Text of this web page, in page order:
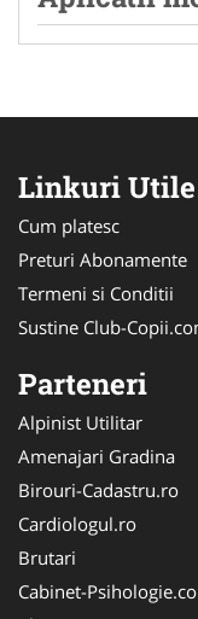
Linkuri Utile
Cum platesc
Preturi Abonamente
Termeni si Conditii
Sustine Club-
Parteneri
Alpinist Utilitar
Amenajari Gradina
Birouri-Cadastru.ro
Cardiologul.ro
Brutari
Cabinet-